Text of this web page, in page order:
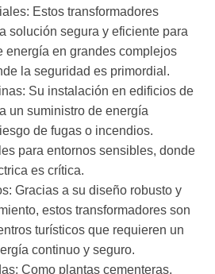
Estos transformadores
solución segura y eficiente para
energía en grandes complejos
la seguridad es primordial.
Su instalación en edificios de
un suministro de energía
de fugas o incendios.
para entornos sensibles, donde
es crítica.
Gracias a su diseño robusto y
estos transformadores son
turísticos que requieren un
continuo y seguro.
Como plantas cementeras,